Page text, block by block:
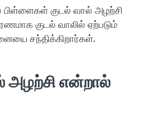
பிள்ளைகள் குடல் வால் அழற்சி
குடல் வாலில் ஏற்படும்
சந்திக்கிறார்கள்.
அழற்சி என்றால்